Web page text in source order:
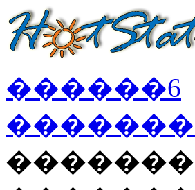
������6